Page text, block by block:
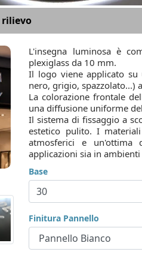
rilievo
L'insegna luminosa è
plexiglass da 10 mm.
Il logo viene applicato
nero, grigio, spazzolato...)
La colorazione frontale
una diffusione uniforme
Il sistema di fissaggio a
estetico pulito. I
atmosferici e un'ottima
applicazioni sia in
Base
Finitura Pannello